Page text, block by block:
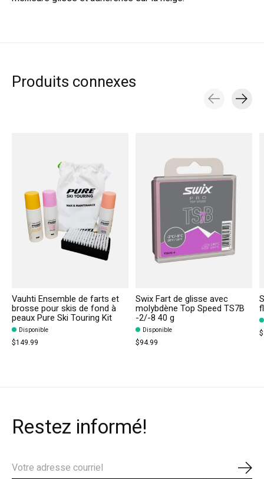
Produits connexes
Vauhti Ensemble de farts et
brosse pour skis de fond à
peaux Pure Ski Touring Kit
Disponible
$149.99
Swix Fart de glisse avec
molybdène Top Speed TS7B
-2/-8 40 g
Disponible
$94.99
Restez informé!